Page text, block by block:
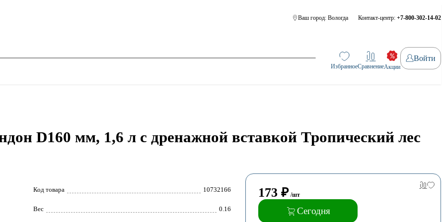
Ваш город: Вологда Контакт-центр: +7-800-302-14-02
ИзбранноеСравнениеАкции
Войти
D160 мм, 1,6 л c дренажной вставкой Тропический лес
Код товара 10732166
Вес 0.16
173 ₽ /шт
Сегодня